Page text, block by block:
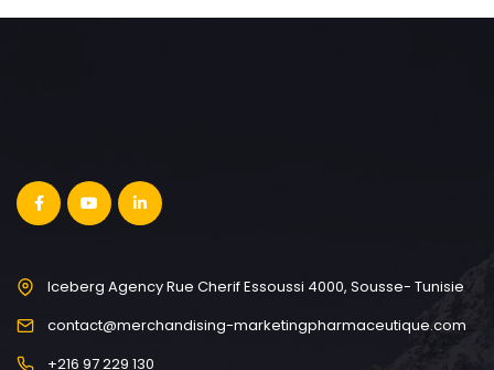
Iceberg Agency Rue Cherif Essoussi 4000, Sousse- Tunisie
contact@merchandising-marketingpharmaceutique.com
+216 97 229 130